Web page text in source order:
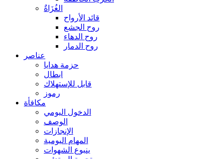
الغُزَاةٌ
قائد الأرواح
روح الجشع
روح الدهاء
روح الدمار
عناصر
حزمة هدايا
ابطال
قابل للإستهلاك
رموز
مكافأة
الدخول اليومي
الوصف
الإنجازات
المهام اليومية
ينبوع الشهوات